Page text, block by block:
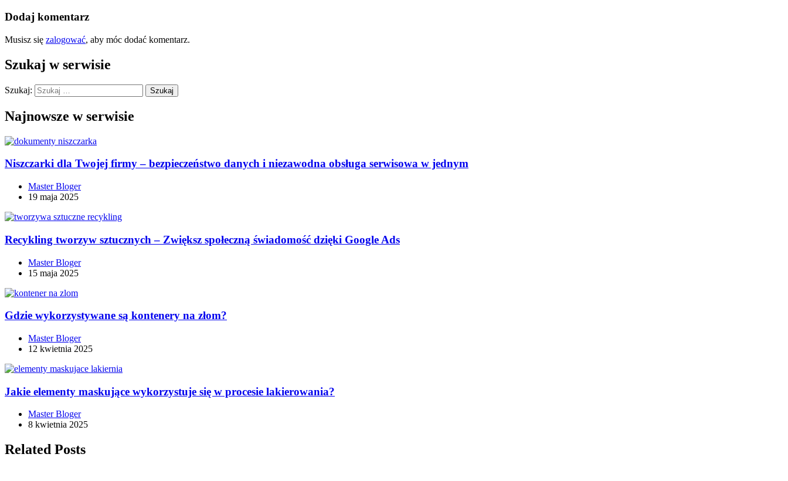
Dodaj komentarz
Musisz się zalogować, aby móc dodać komentarz.
Szukaj w serwisie
Szukaj:
Najnowsze w serwisie
Niszczarki dla Twojej firmy – bezpieczeństwo danych i niezawodna obsługa serwisowa w jednym
Master Bloger
19 maja 2025
Recykling tworzyw sztucznych – Zwiększ społeczną świadomość dzięki Google Ads
Master Bloger
15 maja 2025
Gdzie wykorzystywane są kontenery na złom?
Master Bloger
12 kwietnia 2025
Jakie elementy maskujące wykorzystuje się w procesie lakierowania?
Master Bloger
8 kwietnia 2025
Related Posts